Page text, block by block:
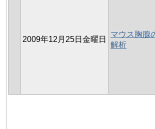
2009年12月25日金曜日
マウス胸腺
解析